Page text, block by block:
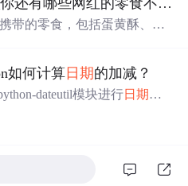
华夫饼为什么不松软_你还有哪些网红的零食不知道，这几款好
带的零食，包括蛋黄酥、华
如何计算 日期的加减？
dateutil模块进行日期 的